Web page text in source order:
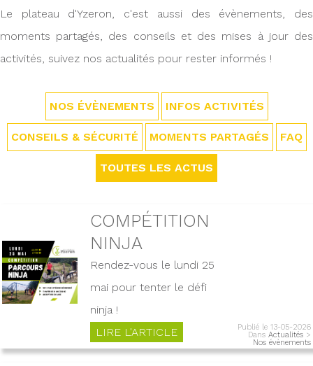
Le plateau d'Yzeron, c'est aussi des évènements, des
moments partagés, des conseils et des mises à jour des
activités, suivez nos actualités pour rester informés !
NOS ÉVÈNEMENTS INFOS ACTIVITÉS
CONSEILS & SÉCURITÉ MOMENTS PARTAGÉS FAQ
TOUTES LES ACTUS
COMPÉTITION
NINJA
Rendez-vous le lundi 25
mai pour tenter le défi
ninja !
LIRE L'ARTICLE
Publié le 13-05-2026
Dans Actualités >
Nos évènements